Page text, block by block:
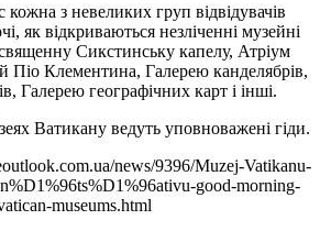
з невеликих груп відвідувачів
як відкриваються незліченні музейні
Сикстинську капелу, Атріум
Піо Клементина, Галерею канделябрів,
Галерею географічних карт і інші.
Ватикану ведуть уповноважені гіди.
news/9396/Muzej-Vatikanu-
good-morning-
museums.html